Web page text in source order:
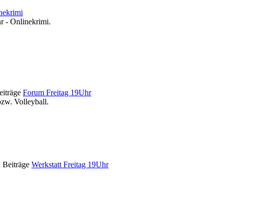
- Onlinekrimi.
Forum Freitag 19Uhr
Volleyball.
Werkstatt Freitag 19Uhr